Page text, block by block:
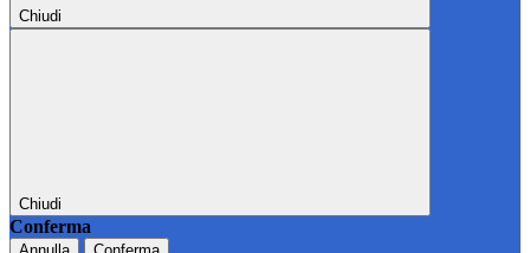
Chiudi
Chiudi
Conferma